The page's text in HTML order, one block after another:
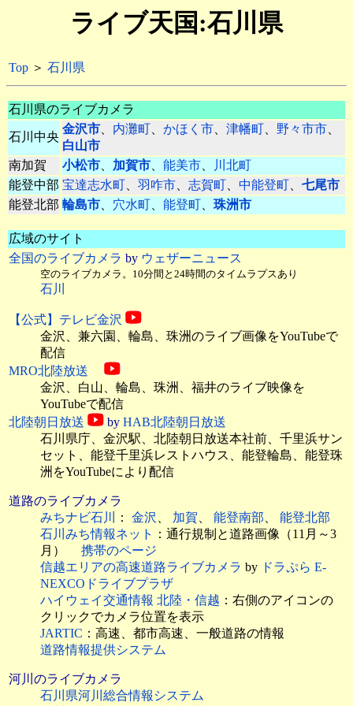
ライブ天国:石川県
Top ＞ 石川県
石川県のライブカメラ
石川中央
金沢市、 内灘町、 かほく市、 津幡町、 野々市市、
白山市
南加賀
小松市、 加賀市、 能美市、
川北町
能登中部 宝達志水町、 羽咋市、 志賀町、 中能登町、 七尾市
能登北部 輪島市、 穴水町、 能登町、 珠洲市
広域のサイト
全国のライブカメラ by ウェザーニュース
空のライブカメラ。10分間と24時間のタイムラプスあり
石川
【公式】テレビ金沢
金沢、兼六園、輪島、珠洲のライブ画像をYouTubeで
配信
MRO北陸放送
金沢、白山、輪島、珠洲、福井のライブ映像を
YouTubeで配信
北陸朝日放送
by HAB北陸朝日放送
石川県庁、金沢駅、北陸朝日放送本社前、千里浜サン
セット、能登千里浜レストハウス、能登輪島、能登珠
洲をYouTubeにより配信
道路のライブカメラ
みちナビ石川
： 金沢 、 加賀、 能登南部、 能登北部
石川みち情報ネット
：通行規制と道路画像（11月～3
月） 携帯のページ
信越エリアの高速道路ライブカメラ by ドラぷら E-
NEXCOドライブプラザ
ハイウェイ交通情報 北陸・信越 ：右側のアイコンの
クリックでカメラ位置を表示
JARTIC ：高速、都市高速、一般道路の情報
道路情報提供システム
河川のライブカメラ
石川県河川総合情報システム